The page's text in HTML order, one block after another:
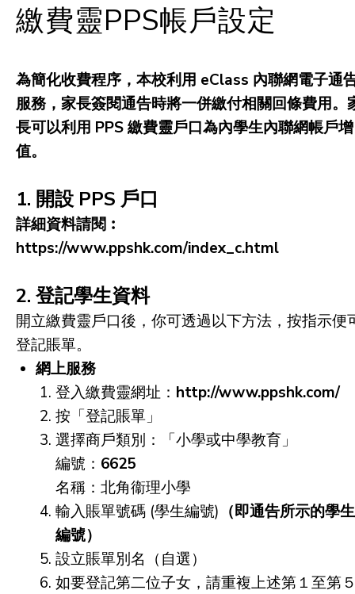
繳費靈PPS帳戶設定
為簡化收費程序，本校利用 eClass 內聯網電子通
服務，家長簽閱通告時將一併繳付相關回條費用。
長可以利用 PPS 繳費靈戶口為內學生內聯網帳戶增
值。
1. 開設 PPS 戶口
詳細資料請閱︰
https://www.ppshk.com/index_c.html
2. 登記學生資料
開立繳費靈戶口後，你可透過以下方法，按指示便
登記賬單。
網上服務
登入繳費靈網址： http://www.ppshk.com/
按「登記賬單」
選擇商戶類別：「小學或中學教育」
編號： 6625
名稱：北角衞理小學
輸入賬單號碼 (學生編號) （即通告所示的學生
編號）
設立賬單別名（自選）
如要登記第二位子女，請重複上述第１至第